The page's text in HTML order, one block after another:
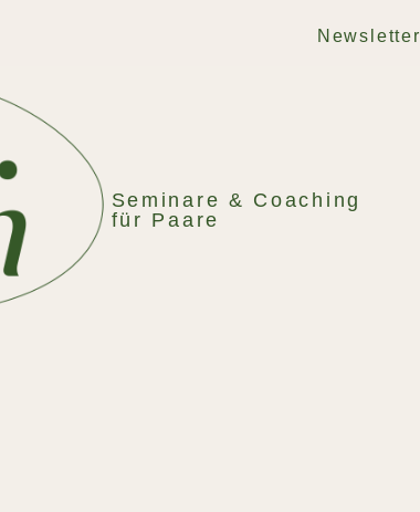
Seminare & Coaching
für Paare
Newsletter